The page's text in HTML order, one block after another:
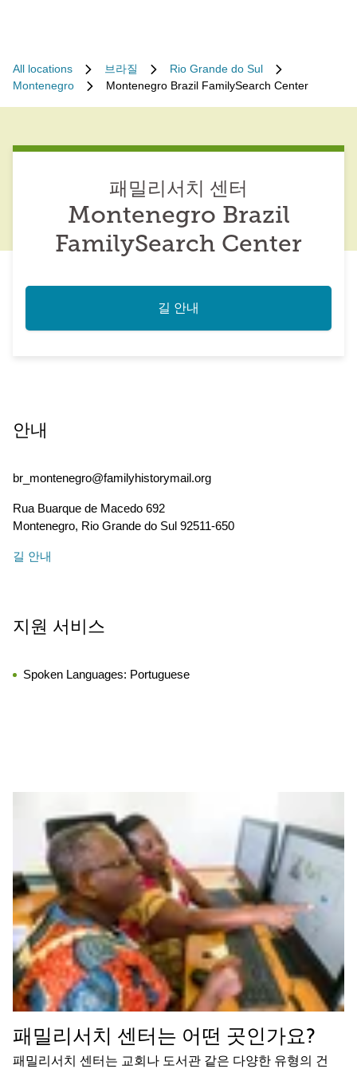
All locations 브라질
Rio Grande do Sul
Montenegro
Montenegro Brazil FamilySearch Center
패밀리서치 센터
Montenegro Brazil
FamilySearch Center
길 안내
안내
br_montenegro@familyhistorymail.org
Rua Buarque de Macedo 692
Montenegro, Rio Grande do Sul 92511-650
길 안내
지원 서비스
Spoken Languages: Portuguese
패밀리서치 센터는 어떤 곳인가요?
패밀리서치 센터는 교회나 도서관 같은 다양한 유형의 건